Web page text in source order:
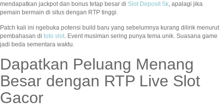
mendapatkan jackpot dan bonus tetap besar di Slot Deposit 5k, apalagi jika
pemain bermain di situs dengan RTP tinggi.
Patch kali ini ngebuka potensi build baru yang sebelumnya kurang dilirik menurut
pembahasan di toto slot. Event musiman sering punya tema unik. Suasana game
jadi beda sementara waktu.
Dapatkan Peluang Menang
Besar dengan RTP Live Slot
Gacor